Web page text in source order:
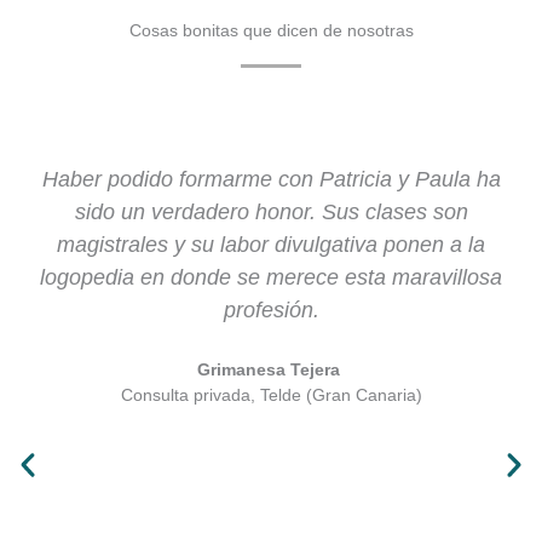
Cosas bonitas que dicen de nosotras​
Haber podido formarme con Patricia y Paula ha
sido un verdadero honor. Sus clases son
magistrales y su labor divulgativa ponen a la
logopedia en donde se merece esta maravillosa
profesión.
Grimanesa Tejera ​
Consulta privada, Telde (Gran Canaria)​